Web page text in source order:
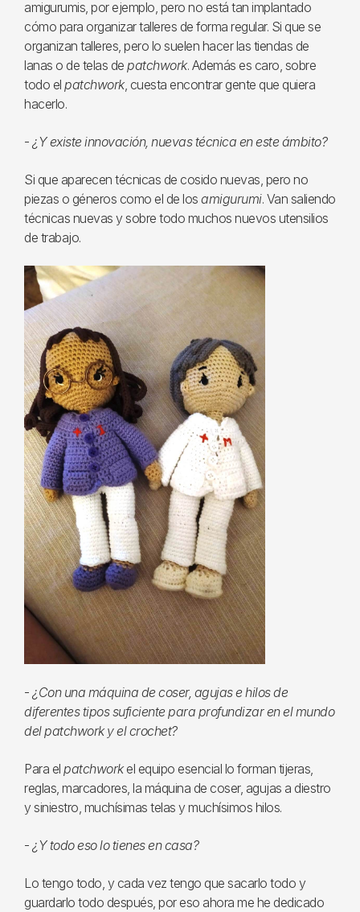
amigurumis, por ejemplo, pero no está tan implantado
cómo para organizar talleres de forma regular. Si que se
organizan talleres, pero lo suelen hacer las tiendas de
lanas o de telas de patchwork. Además es caro, sobre
todo el patchwork, cuesta encontrar gente que quiera
hacerlo.
- ¿Y existe innovación, nuevas técnica en este ámbito?
Si que aparecen técnicas de cosido nuevas, pero no
piezas o géneros como el de los amigurumi. Van saliendo
técnicas nuevas y sobre todo muchos nuevos utensilios
de trabajo.
- ¿Con una máquina de coser, agujas e hilos de
diferentes tipos suficiente para profundizar en el mundo
del patchwork y el crochet?
Para el patchworkel equipo esencial lo forman tijeras,
reglas, marcadores, la máquina de coser, agujas a diestro
y siniestro, muchísimas telas y muchísimos hilos.
- ¿Y todo eso lo tienes en casa?
Lo tengo todo, y cada vez tengo que sacarlo todo y
guardarlo todo después, por eso ahora me he dedicado